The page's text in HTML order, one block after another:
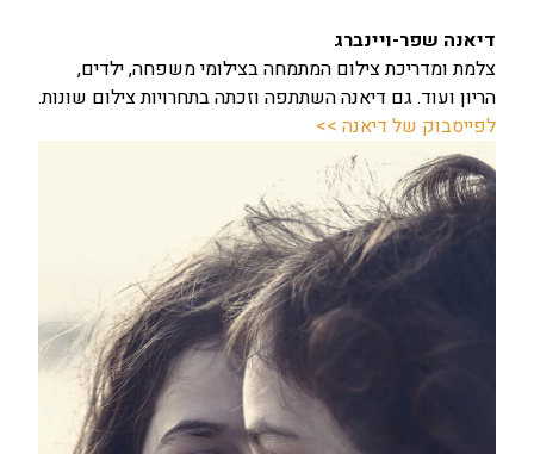
דיאנה שפר-ויינברג
צלמת ומדריכת צילום המתמחה בצילומי משפחה, ילדים,
הריון ועוד. גם דיאנה השתתפה וזכתה בתחרויות צילום שונות.
לפייסבוק של דיאנה >>